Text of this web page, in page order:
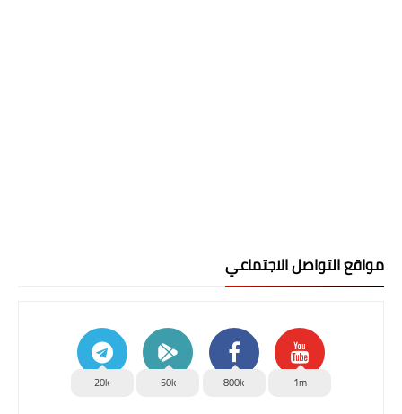
مواقع التواصل الاجتماعي
1m
800k
50k
20k